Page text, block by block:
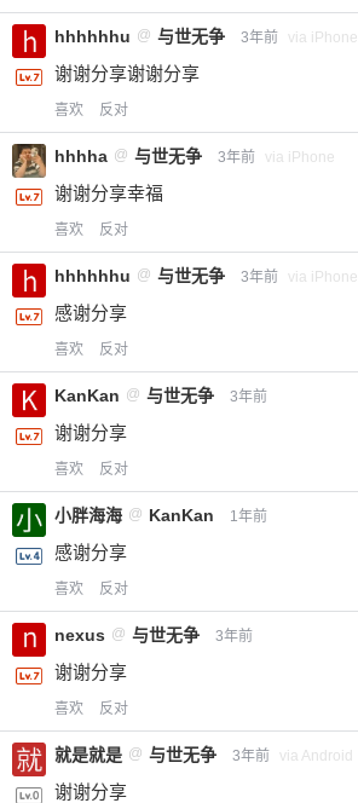
立刻支付
hhhhhhu @ 与世无争 3年前 via iPhone
谢谢分享谢谢分享
喜欢 反对
hhhha @ 与世无争 3年前 via iPhone
谢谢分享幸福
喜欢 反对
hhhhhhu @ 与世无争 3年前 via iPhone
感谢分享
喜欢 反对
KanKan @ 与世无争 3年前
谢谢分享
喜欢 反对
小胖海海 @ KanKan 1年前
感谢分享
喜欢 反对
nexus @ 与世无争 3年前
谢谢分享
喜欢 反对
就是就是 @ 与世无争 3年前 via Android
谢谢分享
限。
忘记密码？找回